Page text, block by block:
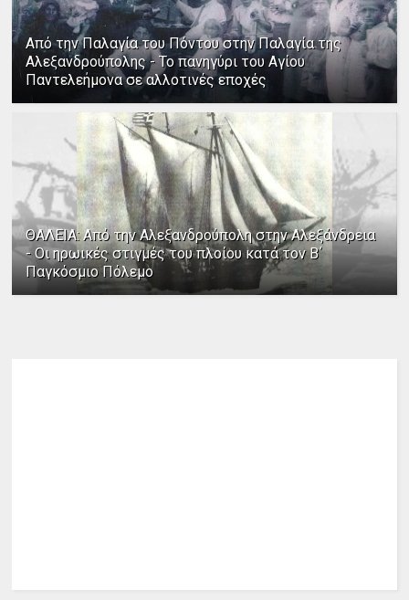
Από την Παλαγία του Πόντου στην Παλαγία της
Αλεξανδρούπολης - Το πανηγύρι του Αγίου
Παντελεήμονα σε αλλοτινές εποχές
ΘΑΛΕΙΑ: Από την Αλεξανδρούπολη στην Αλεξάνδρεια
- Οι ηρωικές στιγμές του πλοίου κατά τον Β΄
Παγκόσμιο Πόλεμο